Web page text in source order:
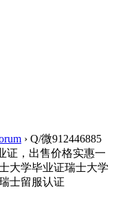
› Q/微912446885
证，出售价格实惠一
大学毕业证瑞士大学
士留服认证